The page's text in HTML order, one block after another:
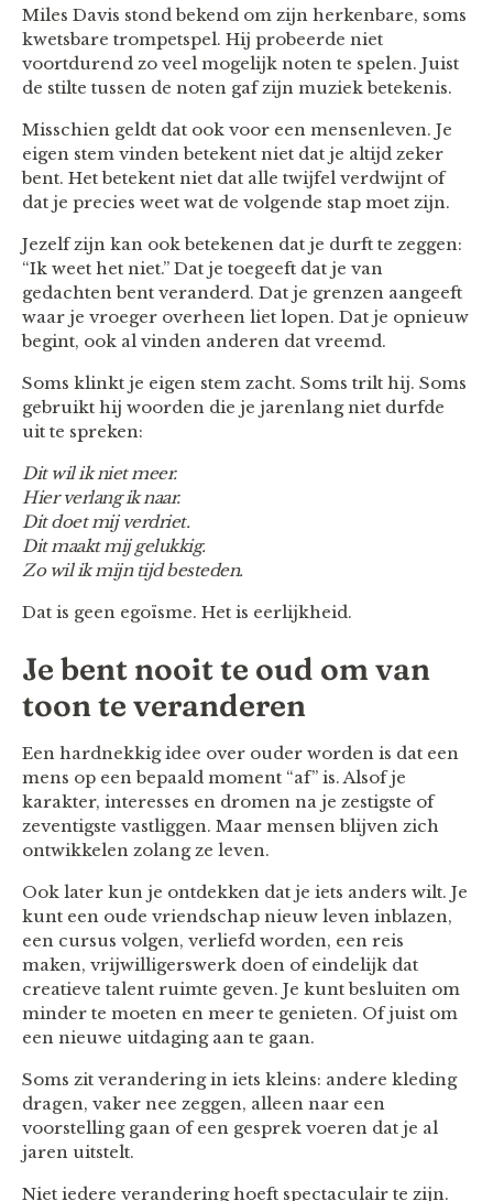
Miles Davis stond bekend om zijn herkenbare, soms
kwetsbare trompetspel. Hij probeerde niet
voortdurend zo veel mogelijk noten te spelen. Juist
de stilte tussen de noten gaf zijn muziek betekenis.
Misschien geldt dat ook voor een mensenleven. Je
eigen stem vinden betekent niet dat je altijd zeker
bent. Het betekent niet dat alle twijfel verdwijnt of
dat je precies weet wat de volgende stap moet zijn.
Jezelf zijn kan ook betekenen dat je durft te zeggen:
“Ik weet het niet.” Dat je toegeeft dat je van
gedachten bent veranderd. Dat je grenzen aangeeft
waar je vroeger overheen liet lopen. Dat je opnieuw
begint, ook al vinden anderen dat vreemd.
Soms klinkt je eigen stem zacht. Soms trilt hij. Soms
gebruikt hij woorden die je jarenlang niet durfde
uit te spreken:
Dit wil ik niet meer.
Hier verlang ik naar.
Dit doet mij verdriet.
Dit maakt mij gelukkig.
Zo wil ik mijn tijd besteden.
Dat is geen egoïsme. Het is eerlijkheid.
Je bent nooit te oud om van
toon te veranderen
Een hardnekkig idee over ouder worden is dat een
mens op een bepaald moment “af” is. Alsof je
karakter, interesses en dromen na je zestigste of
zeventigste vastliggen. Maar mensen blijven zich
ontwikkelen zolang ze leven.
Ook later kun je ontdekken dat je iets anders wilt. Je
kunt een oude vriendschap nieuw leven inblazen,
een cursus volgen, verliefd worden, een reis
maken, vrijwilligerswerk doen of eindelijk dat
creatieve talent ruimte geven. Je kunt besluiten om
minder te moeten en meer te genieten. Of juist om
een nieuwe uitdaging aan te gaan.
Soms zit verandering in iets kleins: andere kleding
dragen, vaker nee zeggen, alleen naar een
voorstelling gaan of een gesprek voeren dat je al
jaren uitstelt.
Niet iedere verandering hoeft spectaculair te zijn.